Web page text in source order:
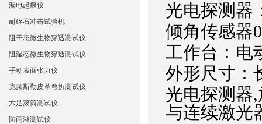
光电探测器
倾角传感器
工作台：电
外形尺寸：
光电探测器
与连续激光
漏电起痕仪
耐碎石冲击试验机
阻干态微生物穿透测试仪
阻湿态微生物穿透测试仪
手动表面张力仪
克莱斯勒皮革弯折测试仪
六足滚筒测试仪
防雨淋测试仪